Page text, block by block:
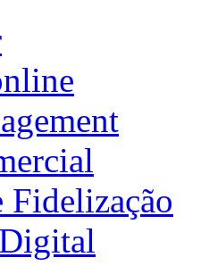
Fidelização